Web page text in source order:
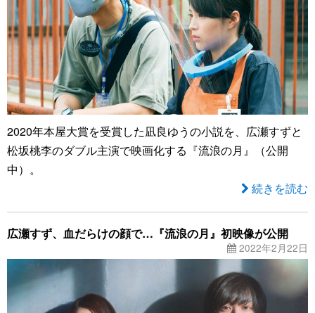
2020年本屋大賞を受賞した凪良ゆうの小説を、広瀬すずと
松坂桃李のダブル主演で映画化する『流浪の月』（公開
中）。
続きを読む
広瀬すず、血だらけの顔で…『流浪の月』初映像が公開
2022年2月22日